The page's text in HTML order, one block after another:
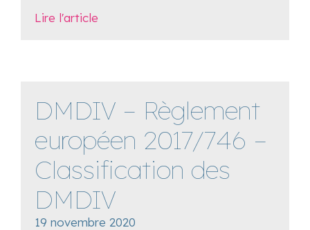
Lire l'article
DMDIV – Règlement
européen 2017/746 –
Classification des
DMDIV
19 novembre 2020